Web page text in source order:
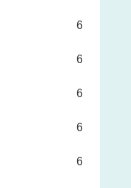
6
6
6
6
6